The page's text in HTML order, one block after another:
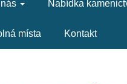
Nabídka
místa Kontakt